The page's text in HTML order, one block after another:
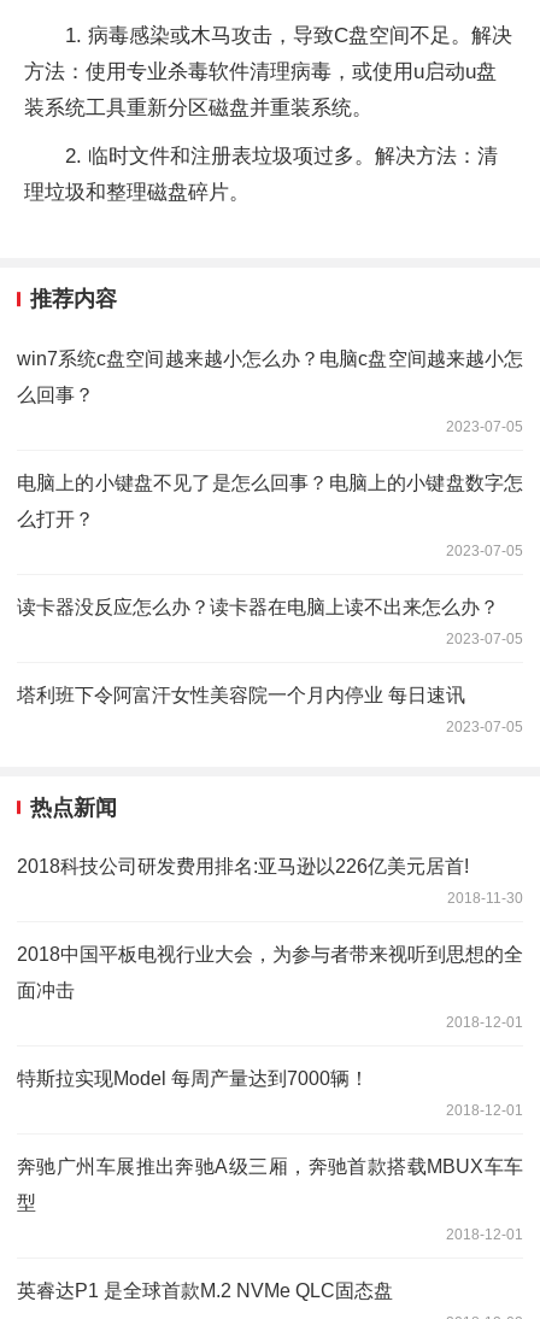
1. 病毒感染或木马攻击，导致C盘空间不足。解决
方法：使用专业杀毒软件清理病毒，或使用u启动u盘
装系统工具重新分区磁盘并重装系统。
2. 临时文件和注册表垃圾项过多。解决方法：清
理垃圾和整理磁盘碎片。
推荐内容
win7系统c盘空间越来越小怎么办？电脑c盘空间越来越小怎
么回事？
2023-07-05
电脑上的小键盘不见了是怎么回事？电脑上的小键盘数字怎
么打开？
2023-07-05
读卡器没反应怎么办？读卡器在电脑上读不出来怎么办？
2023-07-05
塔利班下令阿富汗女性美容院一个月内停业 每日速讯
2023-07-05
热点新闻
2018科技公司研发费用排名:亚马逊以226亿美元居首!
2018-11-30
2018中国平板电视行业大会，为参与者带来视听到思想的全
面冲击
2018-12-01
特斯拉实现Model 每周产量达到7000辆！
2018-12-01
奔驰广州车展推出奔驰A级三厢，奔驰首款搭载MBUX车车
型
2018-12-01
英睿达P1 是全球首款M.2 NVMe QLC固态盘